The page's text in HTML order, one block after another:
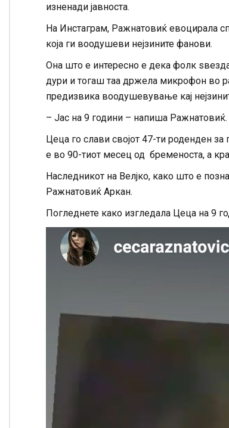
изненади јавноста.
На Инстаграм, Ражнатовиќ евоцирала
која ги воодушеви нејзините фанови.
Она што е интересно е дека фолк
дури и тогаш таа држела микрофон во
предизвика воодушевување кај
– Јас на 9 години – напиша Ражнатовиќ.
Цеца го слави својот 47-ти роденден
е во 90-тиот месец од бременоста, а
Наследникот на Велjко, како што е
Ражнатовиќ Аркан.
Погледнете како изгледала Цеца на 9